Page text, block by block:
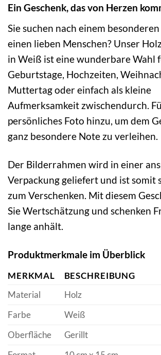
Ein Geschenk, das von Herzen
Sie suchen nach einem
einen lieben Menschen? Unser
in Weiß ist eine wunderbare Wahl
Geburtstage, Hochzeiten,
Muttertag oder einfach als kleine
Aufmerksamkeit zwischendurch.
persönliches Foto hinzu, um dem
ganz besondere Note zu verleihen.
Der Bilderrahmen wird in einer
Verpackung geliefert und ist somit
zum Verschenken. Mit diesem
Sie Wertschätzung und schenken
lange anhält.
Produktmerkmale im Überblick
MERKMAL
BESCHREIBUNG
Material
Holz
Farbe
Weiß
Oberfläche
Gerillt